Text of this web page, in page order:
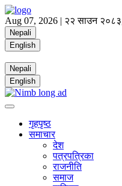
Aug 07, 2026 | २२ साउन
Nepali
English
Nepali
English
गृहपृष्ठ
समाचार
देश
पत्रपत्रिका
राजनीति
समाज